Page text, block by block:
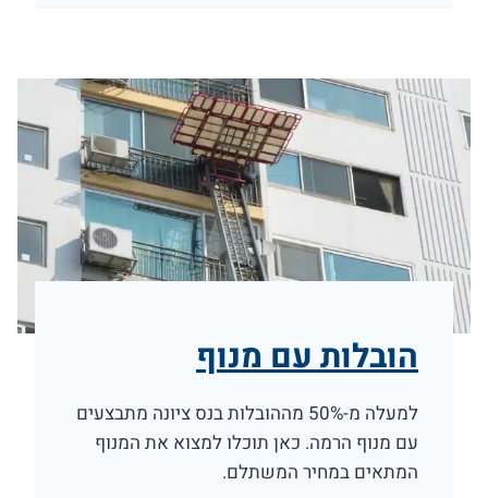
הובלות עם מנוף
למעלה מ-50% מההובלות בנס ציונה מתבצעים
עם מנוף הרמה. כאן תוכלו למצוא את המנוף
המתאים במחיר המשתלם.